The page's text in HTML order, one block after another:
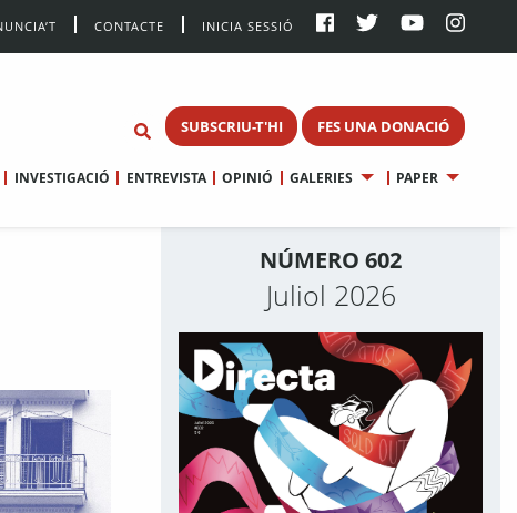
CONTACTE INICIA SESSIÓ
SUBSCRIU-T'HI FES UNA DONACIÓ
INVESTIGACIÓ ENTREVISTA OPINIÓ GALERIES PAPER
NÚMERO 602
Juliol 2026